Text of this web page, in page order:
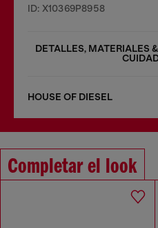
ID: X10369P8958
DETALLES, MATERIALES
HOUSE OF DIESEL
Completar el look